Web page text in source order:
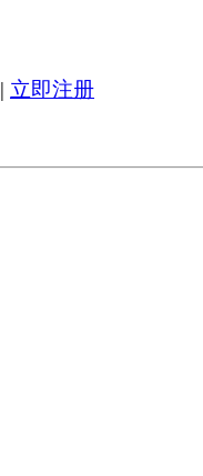
| 立即注册